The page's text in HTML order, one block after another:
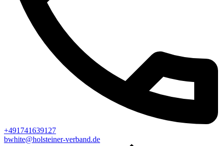
+491741639127
bwhite@holsteiner-verband.de